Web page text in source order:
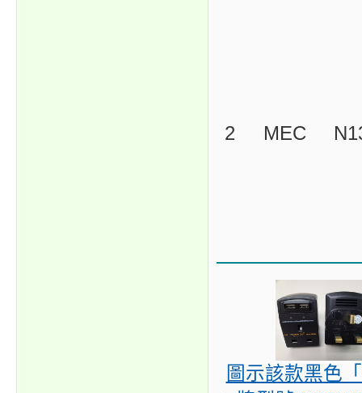
2 MEC
圖示該款黑色